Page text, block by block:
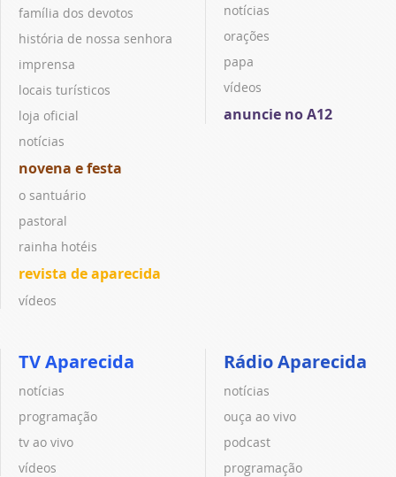
família dos devotos
história de nossa senhora
imprensa
locais turísticos
loja oficial
notícias
novena e festa
o santuário
pastoral
rainha hotéis
revista de aparecida
vídeos
notícias
orações
papa
vídeos
anuncie no A12
TV Aparecida
notícias
programação
tv ao vivo
vídeos
Rádio Aparecida
notícias
ouça ao vivo
podcast
programação